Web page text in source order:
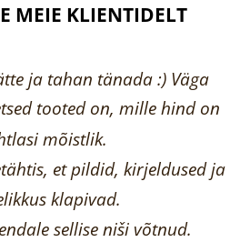
MEIE KLIENTIDELT
ja tahan tänada :) Väga
tooted on, mille hind on
mõistlik.
et pildid, kirjeldused ja
klapivad.
sellise niši võtnud.